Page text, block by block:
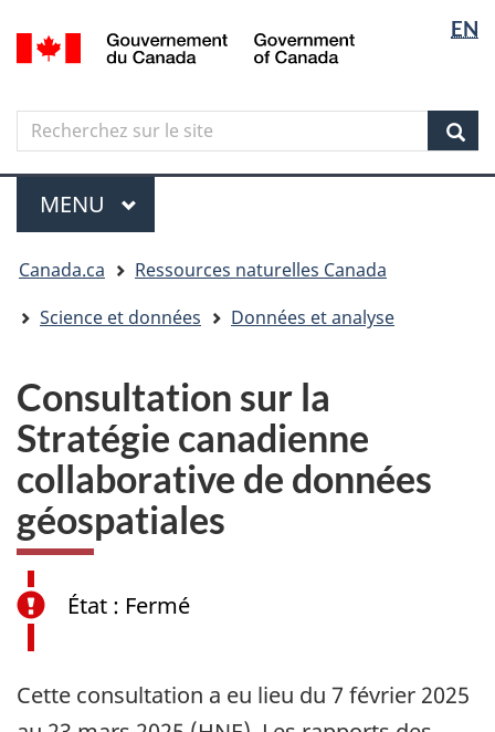
Aller
au
principal
Skip
to
government"
Passer
à
version
simplifiée
langue
EN
Canada
Search
Recherchez
sur
le
site
Menu
MENU PRINCIPAL
êtes
ici
Canada.ca
Ressources naturelles Canada
Science et données
Données et analyse
Consultation sur la
Stratégie canadienne
collaborative de données
géospatiales
État : Fermé
Cette consultation a eu lieu du 7 février 2025